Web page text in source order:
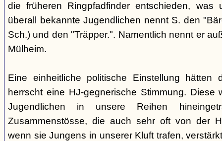
die früheren Ringpfadfinder entschieden, was
überall bekannte Jugendlichen nennt S. den
Sch.) und den "Träpper.". Namentlich nennt er
Mülheim.
Eine einheitliche politische Einstellung hätten
herrscht eine HJ-gegnerische Stimmung. Diese
Jugendlichen in unsere Reihen
Zusammenstösse, die auch sehr oft von der
wenn sie Jungens in unserer Kluft trafen,